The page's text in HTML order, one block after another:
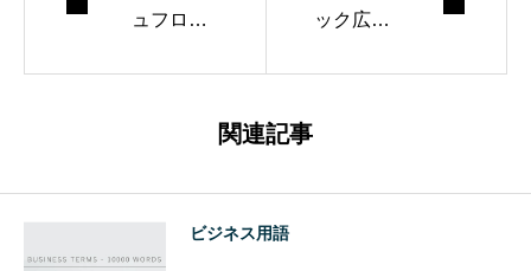
ュフロー
ック広告
関連記事
ビジネス用語